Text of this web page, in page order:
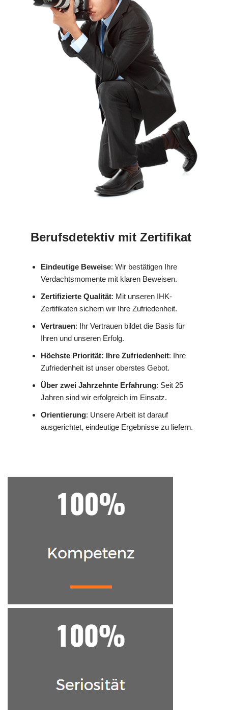
Berufsdetektiv mit Zertifikat
Eindeutige Beweise: Wir bestätigen Ihre
Verdachtsmomente mit klaren Beweisen.
Zertifizierte Qualität: Mit unseren IHK-
Zertifikaten sichern wir Ihre Zufriedenheit.
Vertrauen: Ihr Vertrauen bildet die Basis für
Ihren und unseren Erfolg.
Höchste Priorität: Ihre Zufriedenheit: Ihre
Zufriedenheit ist unser oberstes Gebot.
Über zwei Jahrzehnte Erfahrung: Seit 25
Jahren sind wir erfolgreich im Einsatz.
Orientierung: Unsere Arbeit ist darauf
ausgerichtet, eindeutige Ergebnisse zu liefern.